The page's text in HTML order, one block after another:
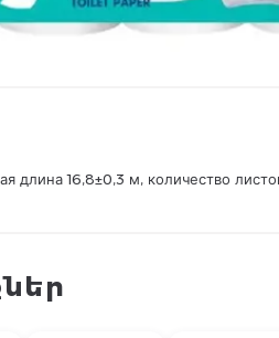
длина 16,8±0,3 м, количество